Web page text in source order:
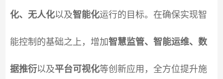
化、无人化以及智能化运行的目标。在确保实现智
能控制的基础之上，增加智慧监管、智能运维、数
据推衍以及平台可视化等创新应用，全方位提升施